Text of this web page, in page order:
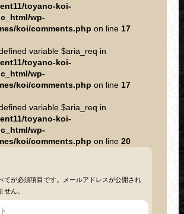
toyano-koi-
wp-
koi/comments.php on line 17
variable $aria_req in
toyano-koi-
wp-
koi/comments.php on line 17
variable $aria_req in
toyano-koi-
wp-
koi/comments.php on line 20
てが必須項目です。メールアドレスが公開され
せん。